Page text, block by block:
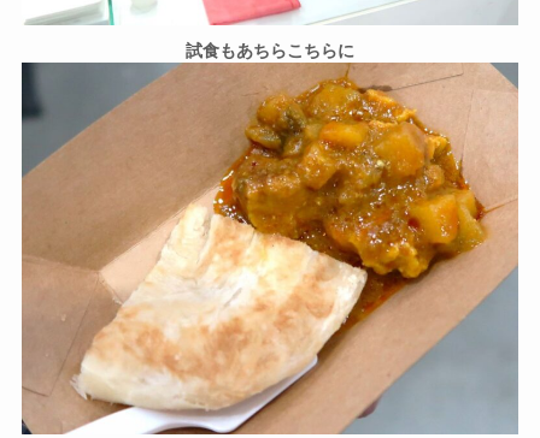
試食もあちらこちらに